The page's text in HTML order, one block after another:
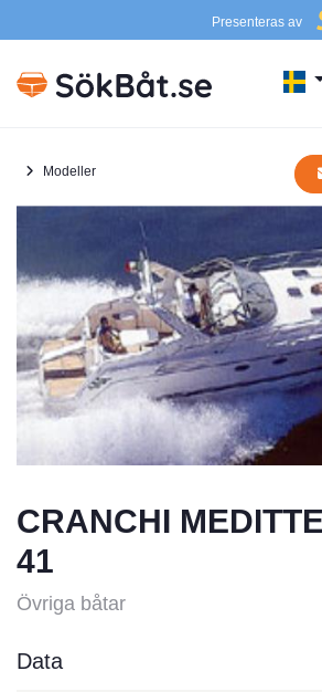
Presenteras av
Modeller
CRANCHI
41
Övriga båtar
Data